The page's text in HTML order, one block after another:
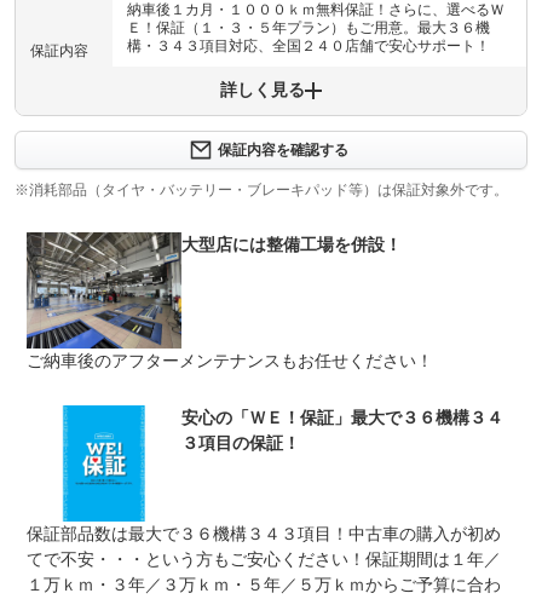
保証内容
納車後１カ月・１０００ｋｍ無料保証！さらに、選べるＷ
Ｅ！保証（１・３・５年プラン）もご用意。最大３６機
構・３４３項目対応、全国２４０店舗で安心サポート！
保証内容について問い合わせる
納車後１ヶ月・１０００ｋｍ以内は３６機構・３４３項目
を保証いたします。詳しくは販売店までお問い合わせ下さ
い。
上限金額
車両本体価格
車両本体価格の５０％まで
免責金 無し
保証修理
全国のＷＥＣＡＲＳで修理受付可能です。詳細はスタッフ
法定整備
整備付 法定12ヶ月または法定24ヶ月点検整備付
※車検なし・車検整備付の場合は法定24ヶ月点検整備付
※商用車は6ヶ月または12ヶ月点検整備付
法定整備
について
ご契約からご納車までの間に法定点検を実施致します。支
払総額に整備代金が含まれ点検記録簿を発行致します。
詳しく見る
保証内容を確認する
※消耗部品（タイヤ・バッテリー・ブレーキパッド等）は保証対象外です。
大型店には整備工場を併設！
ご納車後のアフターメンテナンスもお任せください！
安心の「ＷＥ！保証」最大で３６機構３４
３項目の保証！
保証部品数は最大で３６機構３４３項目！中古車の購入が初め
てで不安・・・という方もご安心ください！保証期間は１年／
１万ｋｍ・３年／３万ｋｍ・５年／５万ｋｍからご予算に合わ